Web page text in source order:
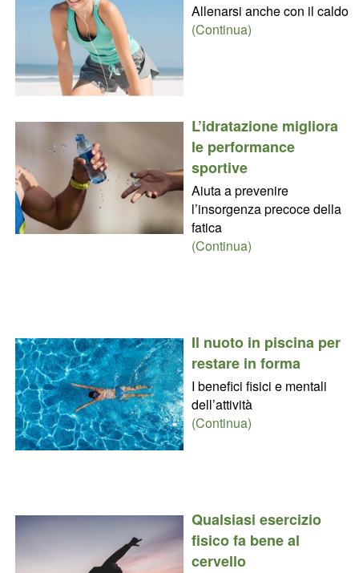
Allenarsi anche con il caldo
(Continua)
L’idratazione migliora
le performance
sportive
Aiuta a prevenire
l’insorgenza precoce della
fatica
(Continua)
Il nuoto in piscina per
restare in forma
I benefici fisici e mentali
dell’attività
(Continua)
Qualsiasi esercizio
fisico fa bene al
cervello